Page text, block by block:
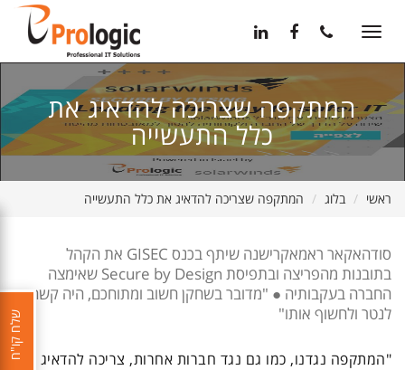
Toggle
המתקפה שצריכה להדאיג את
כלל התעשייה
ראשי בלוג המתקפה שצריכה להדאיג את כלל התעשייה
סודהאקאר ראמאקרישנה שיתף בכנס GISEC את הקהל
בתובנות מהפריצה ובתפיסת Secure by Design שאימצה
החברה בעקבותיה ● "מדובר בשחקן חשוב ומתוחכם, היה קשה
לנטר ולחשוף אותו"
"המתקפה נגדנו, כמו גם נגד חברות אחרות, צריכה להדאיג אתשלח קו"ח